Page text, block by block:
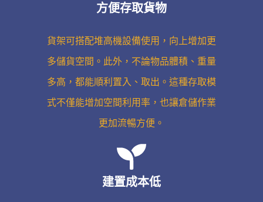
方便存取貨物
貨架可搭配堆高機設備使用，向上增加更
多儲貨空間。此外，不論物品體積、重量
多高，都能順利置入、取出。這種存取模
式不僅能增加空間利用率，也讓倉儲作業
更加流暢方便。
建置成本低